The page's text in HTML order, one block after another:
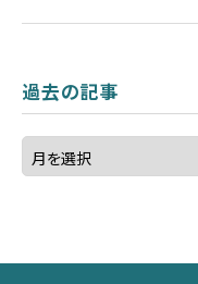
過去の記事